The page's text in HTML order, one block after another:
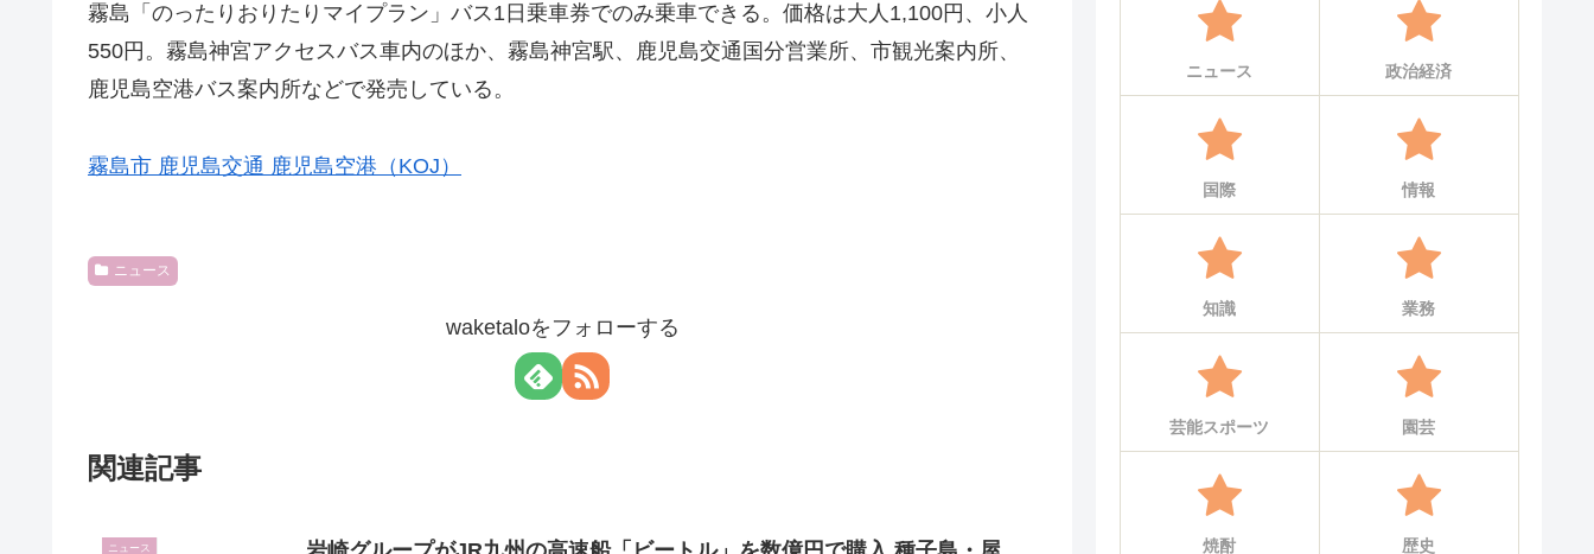
霧島「のったりおりたりマイプラン」バス1日乗車券でのみ乗車できる。価格は大人1,100円、小人
550円。霧島神宮アクセスバス車内のほか、霧島神宮駅、鹿児島交通国分営業所、市観光案内所、
鹿児島空港バス案内所などで発売している。
霧島市 鹿児島交通 鹿児島空港（KOJ）
ニュース
waketaloをフォローする
関連記事
ニュース
ニュース 政治経済
国際 情報
知識 業務
芸能スポーツ 園芸
焼酎 歴史